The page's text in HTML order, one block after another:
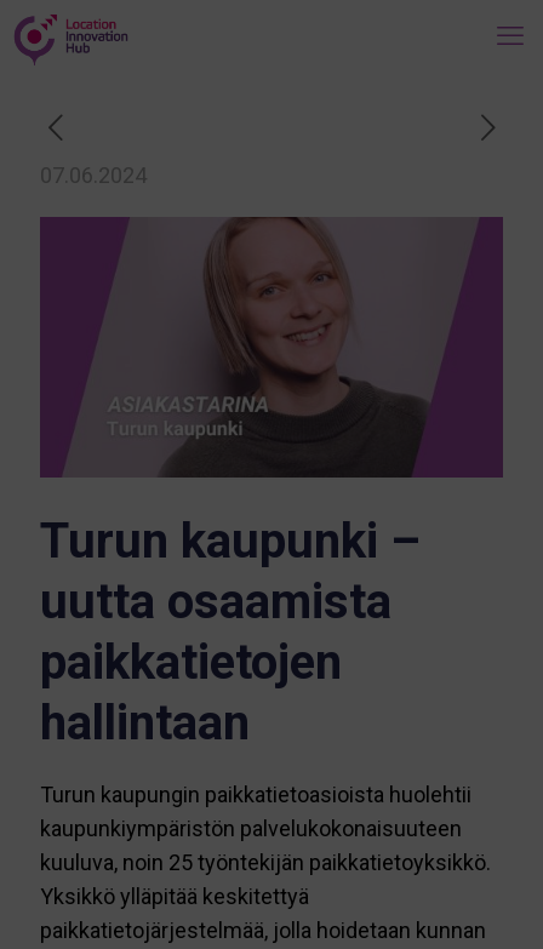
07.06.2024
Turun kaupunki –
uutta osaamista
paikkatietojen
hallintaan
Turun kaupungin paikkatietoasioista huolehtii
kaupunkiympäristön palvelukokonaisuuteen
kuuluva, noin 25 työntekijän paikkatietoyksikkö.
Yksikkö ylläpitää keskitettyä
paikkatietojärjestelmää, jolla hoidetaan kunnan